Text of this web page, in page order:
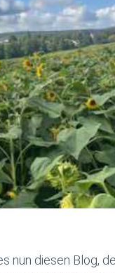
nun diesen Blog,